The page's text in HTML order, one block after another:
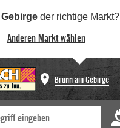
der richtige Markt?
Anderen Markt wählen
Brunn am Gebirge